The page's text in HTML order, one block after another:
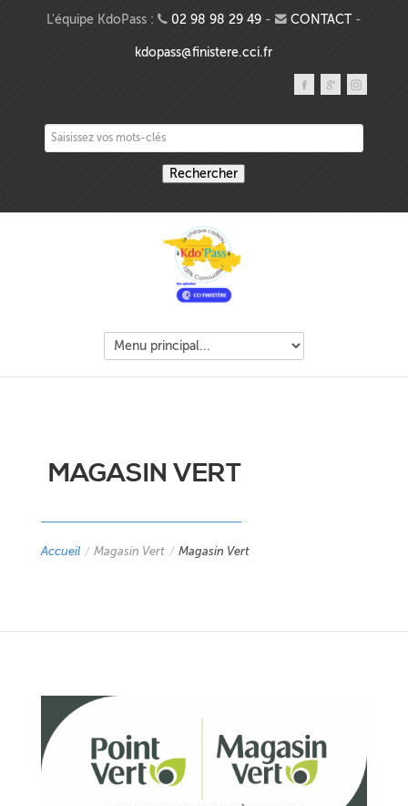
Aller au contenu principal
L'équipe KdoPass : 02 98 98 29 49- CONTACT-
kdopass@finistere.cci.fr
Saisissez vos mots-clés
MAGASIN VERT
Accueil / Magasin Vert / Magasin Vert